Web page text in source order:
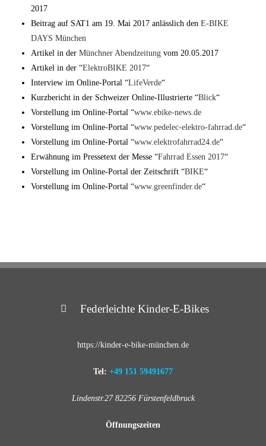
2017
Beitrag auf SAT1 am 19. Mai 2017 anlässlich denE-BIKE
DAYS München
Artikel in derMünchner Abendzeitungvom 20.05.2017
Artikel in der “ElektroBIKE 2017“
Interview im Online-Portal “LifeVerde“
Kurzbericht in der Schweizer Online-Illustrierte “Blick“
Vorstellung im Online-Portal “www.ebike-news.de
Vorstellung im Online-Portal “www.pedelec-elektro-fahrrad.de“
Vorstellung im Online-Portal “www.elektrofahrrad24.de“
Erwähnung im Pressetext der Messe “Fahrrad Essen 2017“
Vorstellung im Online-Portal der Zeitschrift “BIKE“
Vorstellung im Online-Portal “www.greenfinder.de“
Federleichte Kinder-E-Bikes
https://kinder-e-bike-münchen.de
Tel: +49 151 59491677
Lindenstr.27 82256 Fürstenfeldbruck
Öffnungszeiten